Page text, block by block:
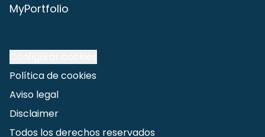
MyPortfolio
Política de cookies
Aviso legal
Disclaimer
Todos los derechos reservados